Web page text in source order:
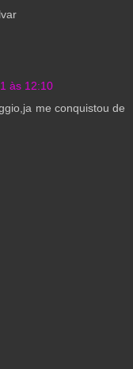
às 12:10
me conquistou de